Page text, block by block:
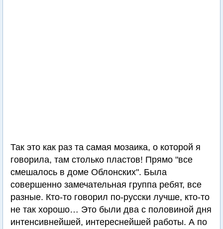
Так это как раз та самая мозаика, о которой я
говорила, там столько пластов! Прямо "все
смешалось в доме Облонских". Была
совершенно замечательная группа ребят, все
разные. Кто-то говорил по-русски лучше, кто-то
не так хорошо… Это были два с половиной дня
интенсивнейшей, интереснейшей работы. А по